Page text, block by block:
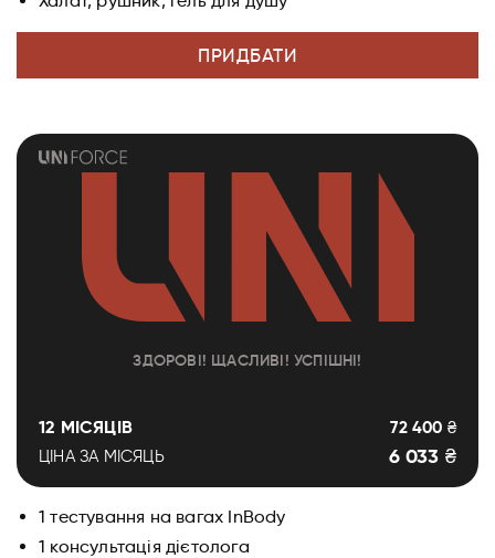
ПРИДБАТИ
ЗДОРОВІ! ЩАСЛИВІ! УСПІШНІ!
12 МІСЯЦІВ 72 400 ₴
ЦІНА ЗА МІСЯЦЬ 6 033 ₴
1 тестування на вагах InBody
1 консультація дієтолога